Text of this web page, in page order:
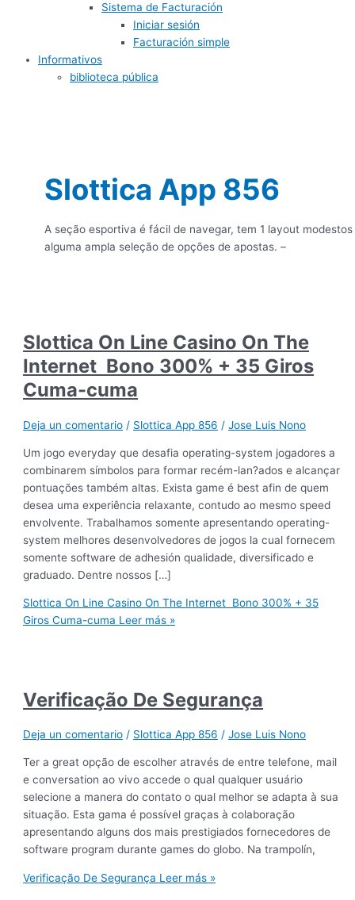
Sistema de Facturación
Iniciar sesión
Facturación simple
Informativos
biblioteca pública
Slottica App 856
A seção esportiva é fácil de navegar, tem 1 layout modestos
alguma ampla seleção de opções de apostas. –
Slottica On Line Casino On The
Internet ️ Bono 300% + 35 Giros
Cuma-cuma
Deja un comentario / Slottica App 856 /Jose Luis Nono
Um jogo everyday que desafia operating-system jogadores a
combinarem símbolos para formar recém-lan?ados e alcançar
pontuações também altas. Exista game é best afin de quem
desea uma experiência relaxante, contudo ao mesmo speed
envolvente. Trabalhamos somente apresentando operating-
system melhores desenvolvedores de jogos la cual fornecem
somente software de adhesión qualidade, diversificado e
graduado. Dentre nossos […]
Slottica On Line Casino On The Internet ️ Bono 300% + 35
Giros Cuma-cuma Leer más »
Verificação De Segurança
Deja un comentario / Slottica App 856 /Jose Luis Nono
Ter a great opção de escolher através de entre telefone, mail
e conversation ao vivo accede o qual qualquer usuário
selecione a manera do contato o qual melhor se adapta à sua
situação. Esta gama é possível graças à colaboração
apresentando alguns dos mais prestigiados fornecedores de
software program durante games do globo. Na trampolín,
Verificação De Segurança Leer más »